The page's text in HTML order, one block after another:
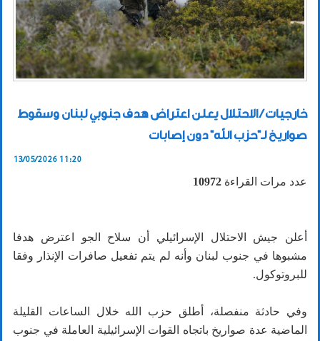
خارجيات / الاحتلال يعلن اعتراض هدف جنوبي لبنان وسقوط
صواريخ لـ"حزب الله" دون إصابات
13/05/2026 11:20
عدد مرات القراءة 10972
أعلن جيش الاحتلال الإسرائيلي أن سلاح الجو اعترض هدفا
مشبوها في جنوب لبنان وأنه لم يتم تفعيل صافرات الإنذار وفقا
للبروتوكول.
وفي حادثة منفصلة، أطلق حزب الله خلال الساعات القليلة
الماضية عدة صواريخ باتجاه القوات الإسرائيلية العاملة في جنوب